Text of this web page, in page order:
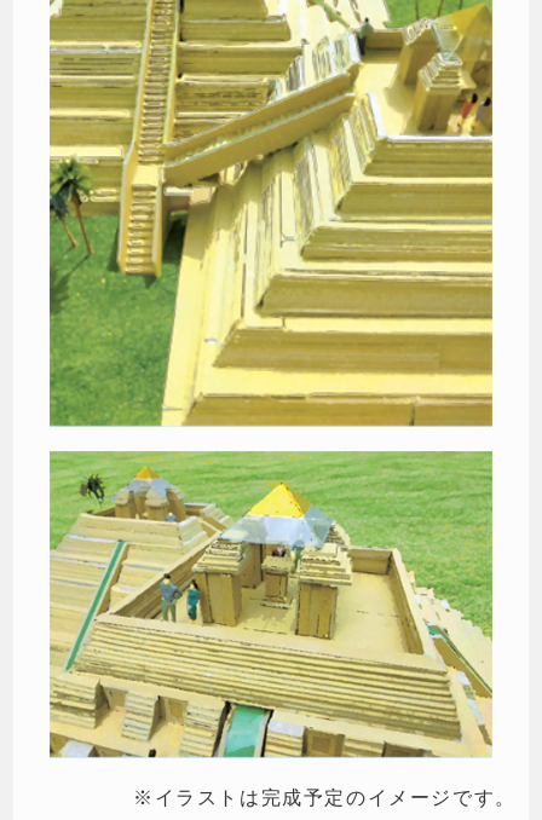
※イラストは完成予定のイメージです。